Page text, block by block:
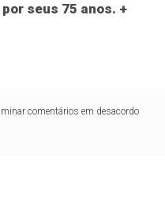
seus 75 anos. +
comentários em desacordo